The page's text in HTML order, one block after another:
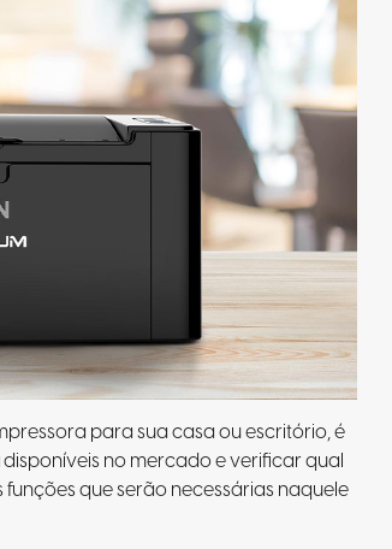
para sua casa ou escritório, é
disponíveis no mercado e verificar qual
que serão necessárias naquele